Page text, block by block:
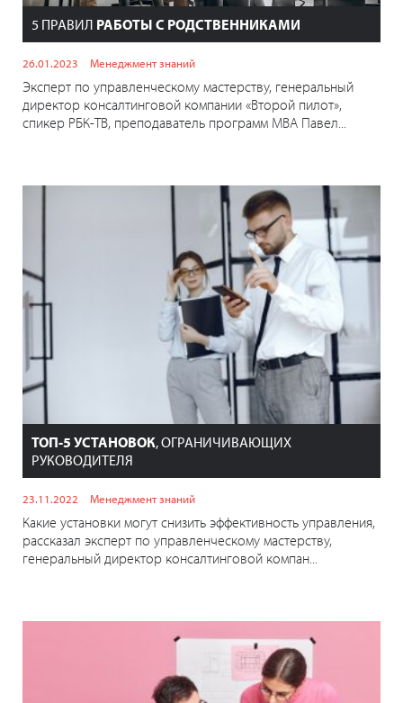
5 ПРАВИЛ РАБОТЫ С РОДСТВЕННИКАМИ
26.01.2023 Менеджмент знаний
Эксперт по управленческому мастерству, генеральный
директор консалтинговой компании «Второй пилот»,
спикер РБК-ТВ, преподаватель программ МВА Павел...
ТОП-5 УСТАНОВОК, ОГРАНИЧИВАЮЩИХ
РУКОВОДИТЕЛЯ
23.11.2022 Менеджмент знаний
Какие установки могут снизить эффективность управления,
рассказал эксперт по управленческому мастерству,
генеральный директор консалтинговой компан...